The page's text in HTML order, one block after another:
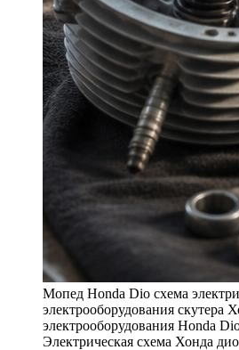
Мопед Honda Dio схема
электрооборудования скутера
электрооборудования Honda
Электрическая схема Хонда